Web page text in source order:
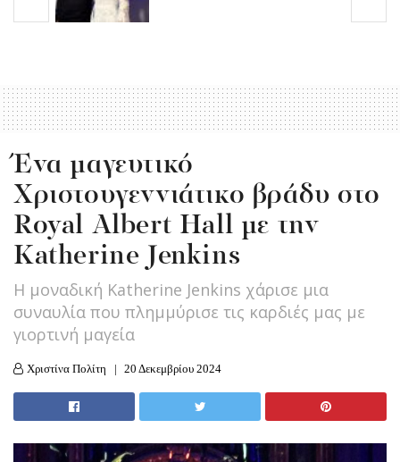
Ένα μαγευτικό
Χριστουγεννιάτικο βράδυ στο
Royal Albert Hall με την
Katherine Jenkins
Η μοναδική Katherine Jenkins χάρισε μια
συναυλία που πλημμύρισε τις καρδιές μας με
γιορτινή μαγεία
Χριστίνα Πολίτη 20 Δεκεμβρίου 2024